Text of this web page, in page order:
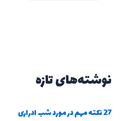
نوشته‌های تازه
27 نکته مهم در مورد شب ادراری